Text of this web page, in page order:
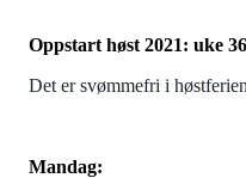
Oppstart høst 2021: uke
Det er svømmefri i
Mandag: